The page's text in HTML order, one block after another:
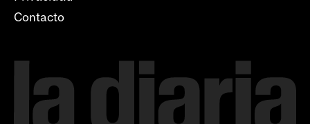
Contacto